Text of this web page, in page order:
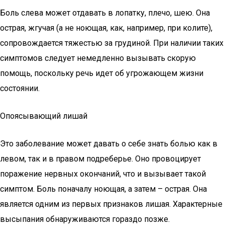
Боль слева может отдавать в лопатку, плечо, шею. Она
острая, жгучая (а не ноющая, как, например, при колите),
сопровождается тяжестью за грудиной. При наличии таких
симптомов следует немедленно вызывать скорую
помощь, поскольку речь идет об угрожающем жизни
состоянии.
Опоясывающий лишай
Это заболевание может давать о себе знать болью как в
левом, так и в правом подреберье. Оно провоцирует
поражение нервных окончаний, что и вызывает такой
симптом. Боль поначалу ноющая, а затем – острая. Она
является одним из первых признаков лишая. Характерные
высыпания обнаруживаются гораздо позже.